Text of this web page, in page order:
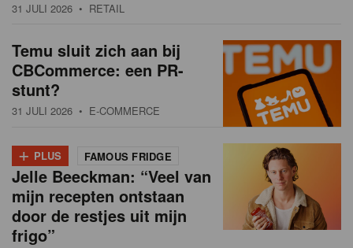
31 JULI 2026 • RETAIL
Temu sluit zich aan bij
CBCommerce: een PR-
stunt?
31 JULI 2026 • E-COMMERCE
+ PLUS FAMOUS FRIDGE
Jelle Beeckman: “Veel van
mijn recepten ontstaan
door de restjes uit mijn
frigo”